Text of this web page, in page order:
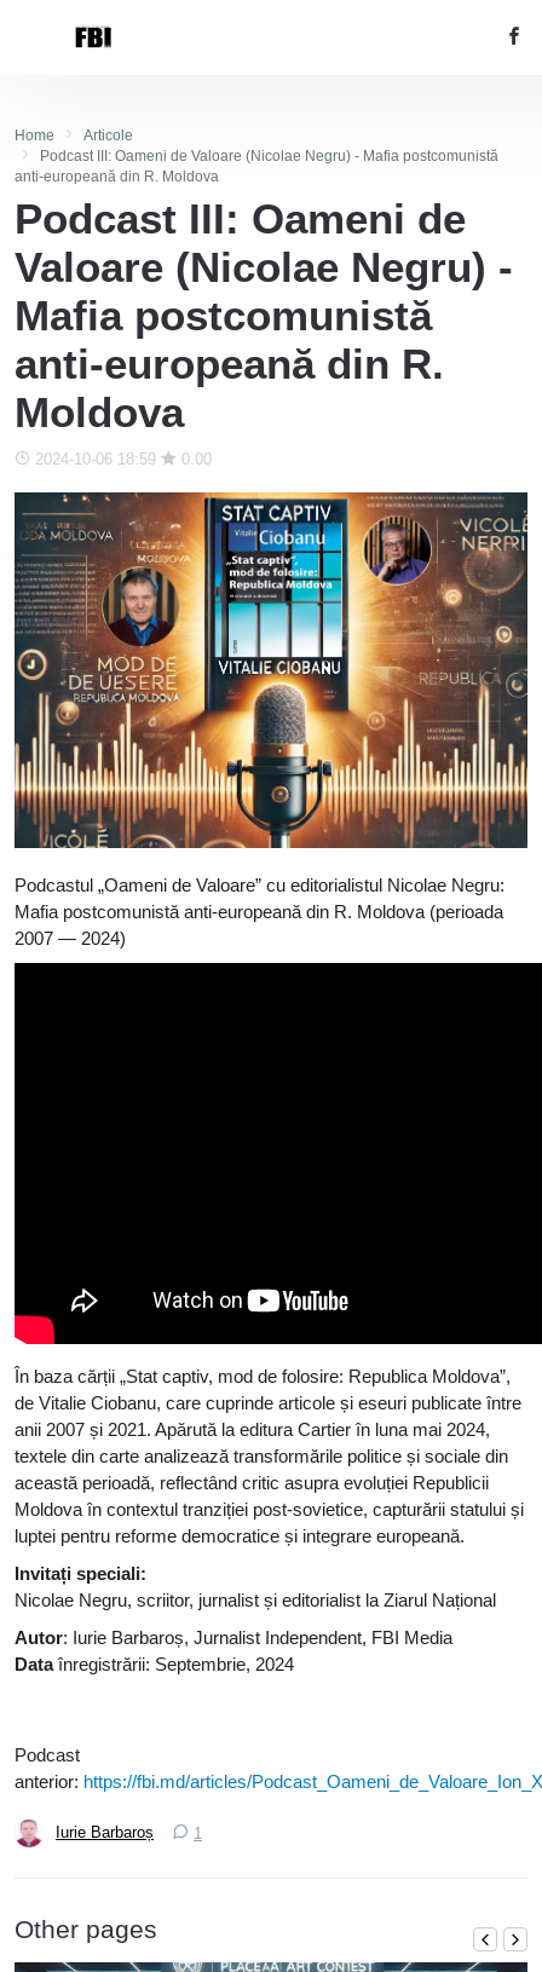
Home
Articole
Podcast III: Oameni de Valoare (Nicolae Negru) - Mafia postcomunistă
anti-europeană din R. Moldova
Podcast III: Oameni de
Valoare (Nicolae Negru) -
Mafia postcomunistă
anti-europeană din R.
Moldova
2024-10-06 18:59 0.00
Podcastul „Oameni de Valoare” cu editorialistul Nicolae Negru:
Mafia postcomunistă anti-europeană din R. Moldova (perioada
2007 — 2024)
În baza cărții „Stat captiv, mod de folosire: Republica Moldova”,
de Vitalie Ciobanu, care cuprinde articole și eseuri publicate între
anii 2007 și 2021. Apărută la editura Cartier în luna mai 2024,
textele din carte analizează transformările politice și sociale din
această perioadă, reflectând critic asupra evoluției Republicii
Moldova în contextul tranziției post-sovietice, capturării statului și
luptei pentru reforme democratice și integrare europeană.
Invitați speciali:
Nicolae Negru, scriitor, jurnalist și editorialist la Ziarul Național
Autor: Iurie Barbaroș, Jurnalist Independent, FBI Media
Dataînregistrării: Septembrie, 2024
Podcast
anterior: https://fbi.md/articles/
Iurie Barbaroș 1
Other pages